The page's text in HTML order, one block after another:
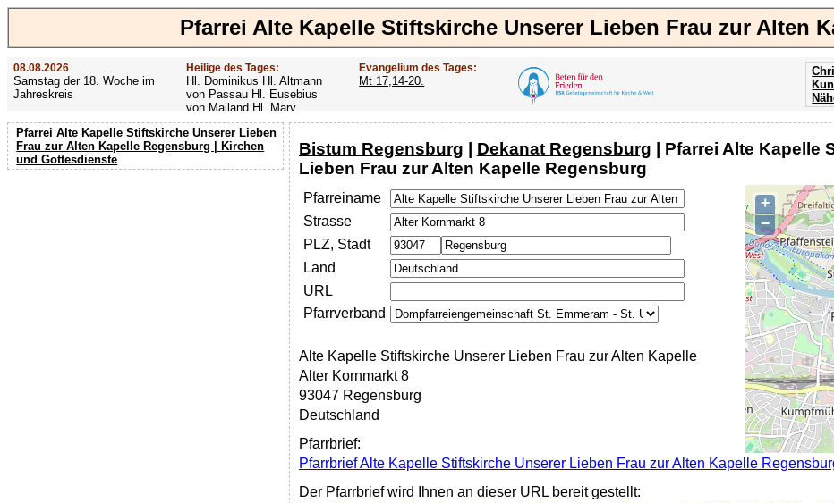
Pfarrei Alte Kapelle Stiftskirche Unserer Lieben Frau zur Alten
08.08.2026
Samstag der 18. Woche im
Jahreskreis
Heilige des Tages:
Hl. Dominikus Hl. Altmann
von Passau Hl. Eusebius
von Mailand Hl. Mary
MacKillop Hl. Cyriakus Hl.
Hildiger Vierzehn heilige
Nothelfer Hl. Famian Hl.
Evangelium des Tages:
Mt 17,14-20.
Pfarrei Alte Kapelle Stiftskirche Unserer Lieben
Frau zur Alten Kapelle Regensburg | Kirchen
und Gottesdienste
Bistum Regensburg | Dekanat Regensburg | Pfarrei Alte Kapelle
Lieben Frau zur Alten Kapelle Regensburg
+
−
Pfarreiname
Strasse
PLZ, Stadt
Land
URL
Pfarrverband
Alte Kapelle Stiftskirche Unserer Lieben Frau zur Alten Kapelle
Alter Kornmarkt 8
93047 Regensburg
Deutschland
Pfarrbrief:
Pfarrbrief Alte Kapelle Stiftskirche Unserer Lieben Frau zur Alten Kapelle
Der Pfarrbrief wird Ihnen an dieser URL bereit gestellt: